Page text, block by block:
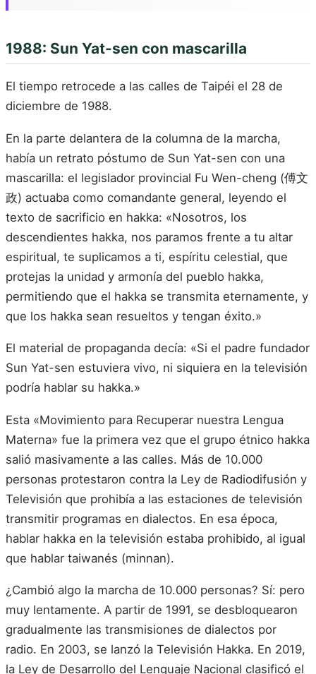
1988: Sun Yat-sen con mascarilla
El tiempo retrocede a las calles de Taipéi el 28 de
diciembre de 1988.
En la parte delantera de la columna de la marcha,
había un retrato póstumo de Sun Yat-sen con una
mascarilla: el legislador provincial Fu Wen-cheng (傅文
政) actuaba como comandante general, leyendo el
texto de sacrificio en hakka: «Nosotros, los
descendientes hakka, nos paramos frente a tu altar
espiritual, te suplicamos a ti, espíritu celestial, que
protejas la unidad y armonía del pueblo hakka,
permitiendo que el hakka se transmita eternamente, y
que los hakka sean resueltos y tengan éxito.»
El material de propaganda decía: «Si el padre fundador
Sun Yat-sen estuviera vivo, ni siquiera en la televisión
podría hablar su hakka.»
Esta «Movimiento para Recuperar nuestra Lengua
Materna» fue la primera vez que el grupo étnico hakka
salió masivamente a las calles. Más de 10.000
personas protestaron contra la Ley de Radiodifusión y
Televisión que prohibía a las estaciones de televisión
transmitir programas en dialectos. En esa época,
hablar hakka en la televisión estaba prohibido, al igual
que hablar taiwanés (minnan).
¿Cambió algo la marcha de 10.000 personas? Sí: pero
muy lentamente. A partir de 1991, se desbloquearon
gradualmente las transmisiones de dialectos por
radio. En 2003, se lanzó la Televisión Hakka. En 2019,
la Ley de Desarrollo del Lenguaje Nacional clasificó el